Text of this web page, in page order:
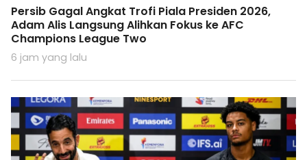
Persib Gagal Angkat Trofi Piala Presiden 2026,
Adam Alis Langsung Alihkan Fokus ke AFC
Champions League Two
6 jam yang lalu